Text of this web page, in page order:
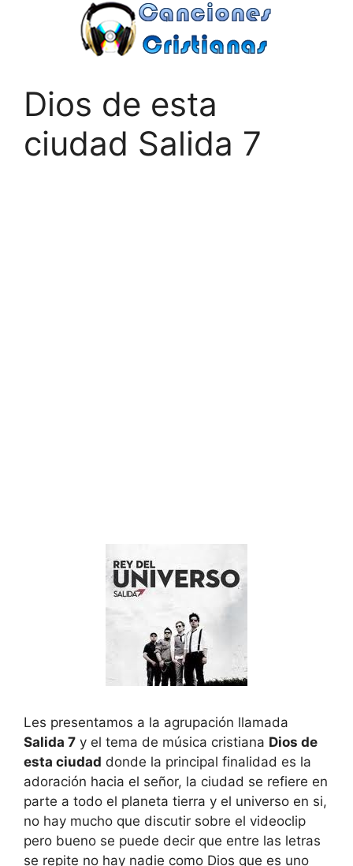
Dios de esta
ciudad Salida 7
Les presentamos a la agrupación llamada
Salida 7 y el tema de música cristiana Dios de
esta ciudad donde la principal finalidad es la
adoración hacia el señor, la ciudad se refiere en
parte a todo el planeta tierra y el universo en si,
no hay mucho que discutir sobre el videoclip
pero bueno se puede decir que entre las letras
se repite no hay nadie como Dios que es uno